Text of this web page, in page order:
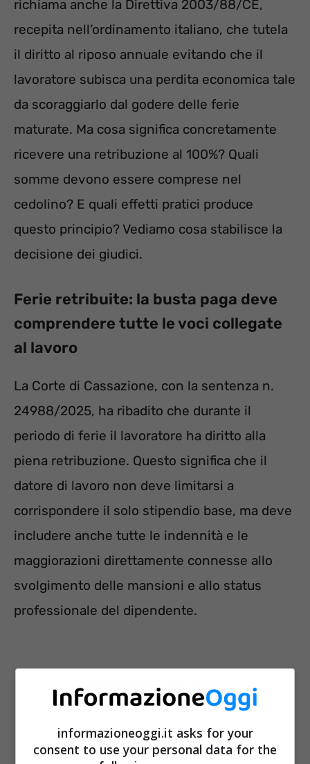
richiama anche la Direttiva 2003/88/CE,
recepita nell’ordinamento italiano, che tutela
il diritto al riposo annuale evitando che il
lavoratore subisca una perdita economica tale
da scoraggiarlo dal godere delle ferie
maturate. Ma cosa significa concretamente
ricevere una retribuzione al 100%? Quali
somme devono essere comprese nel
cedolino? E quali effetti pratici produce
questo principio? Vediamo cosa stabilisce la
decisione dei giudici.
Ferie retribuite: la busta paga deve
comprendere tutte le voci collegate
al lavoro
La Corte di Cassazione, con la sentenza n.
24988/2025, ha ribadito che durante il
periodo di ferie il lavoratore ha diritto alla
piena retribuzione. Questo significa che il
datore di lavoro non deve limitarsi a
corrispondere il solo stipendio base, ma deve
includere anche tutte le indennità e le
maggiorazioni direttamente connesse allo
svolgimento delle mansioni e allo status
professionale del dipendente.
informazioneoggi.it asks for your
consent to use your personal data for the